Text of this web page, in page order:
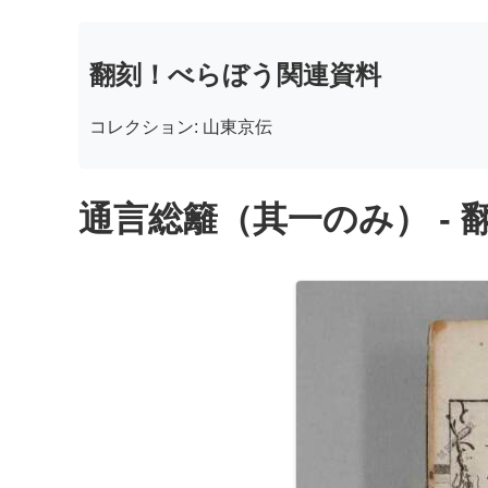
翻刻！べらぼう関連資料
コレクション: 山東京伝
通言総籬（其一のみ） -